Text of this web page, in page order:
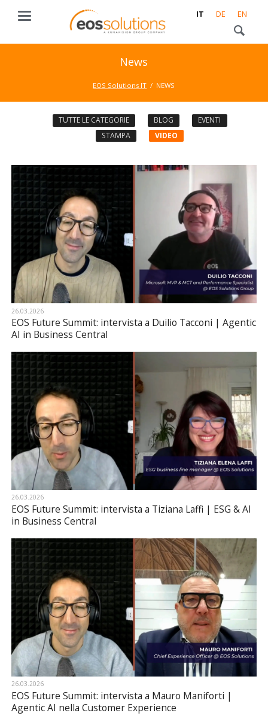
IT DE EN
News
EOS Solutions IT NEWS
TUTTE LE CATEGORIE BLOG
EVENTI
STAMPA
VIDEO
26.03.2026
EOS Future Summit: intervista a Duilio Tacconi | Agentic
AI in Business Central
26.03.2026
EOS Future Summit: intervista a Tiziana Laffi | ESG & AI
in Business Central
26.03.2026
EOS Future Summit: intervista a Mauro Maniforti |
Agentic AI nella Customer Experience